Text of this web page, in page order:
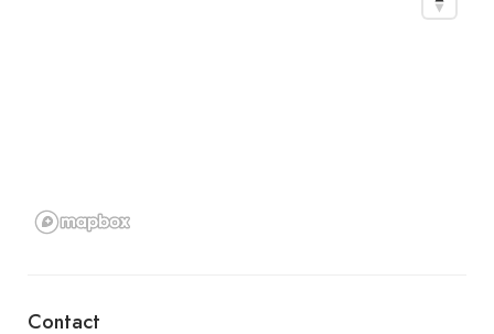
Contact